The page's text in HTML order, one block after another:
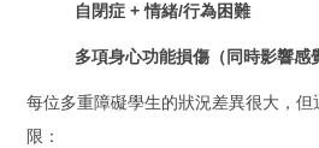
自閉症 + 情緒/行為困難
多項身心功能損傷（同時影響感
每位多重障礙學生的狀況差異很大，
限：